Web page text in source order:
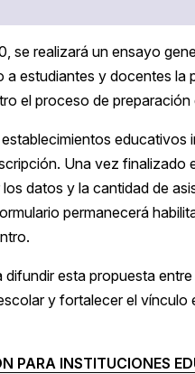
se realizará un ensayo
estudiantes y docentes la
el proceso de preparación
educativos
Una vez
datos y la cantidad de
permanecerá
esta propuesta
y fortalecer el vínculo
PARA INSTITUCIONES